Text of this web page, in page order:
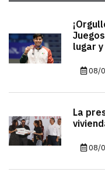
lugar
08/
La
08/